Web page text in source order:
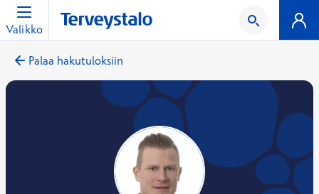
Valikko
Palaa hakutuloksiin